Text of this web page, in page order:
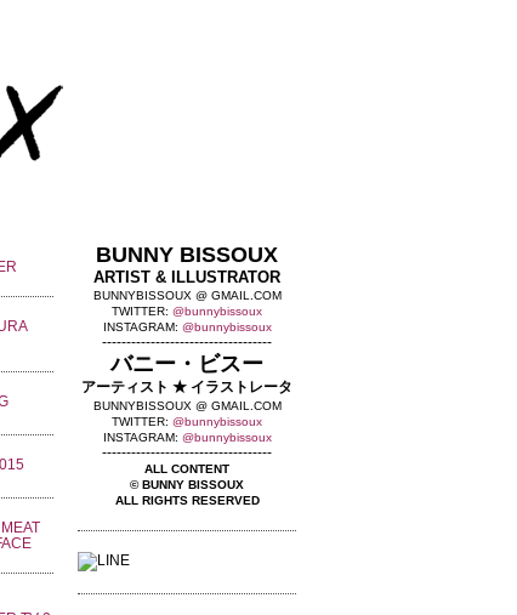
BUNNY BISSOUX
ARTIST & ILLUSTRATOR
BUNNYBISSOUX @ GMAIL.COM
TWITTER: @bunnybissoux
INSTAGRAM: @bunnybissoux
-----------------------------------
バニー・ビスー
アーティスト ★ イラストレータ
BUNNYBISSOUX @ GMAIL.COM
TWITTER: @bunnybissoux
INSTAGRAM: @bunnybissoux
-----------------------------------
ALL CONTENT
© BUNNY BISSOUX
ALL RIGHTS RESERVED